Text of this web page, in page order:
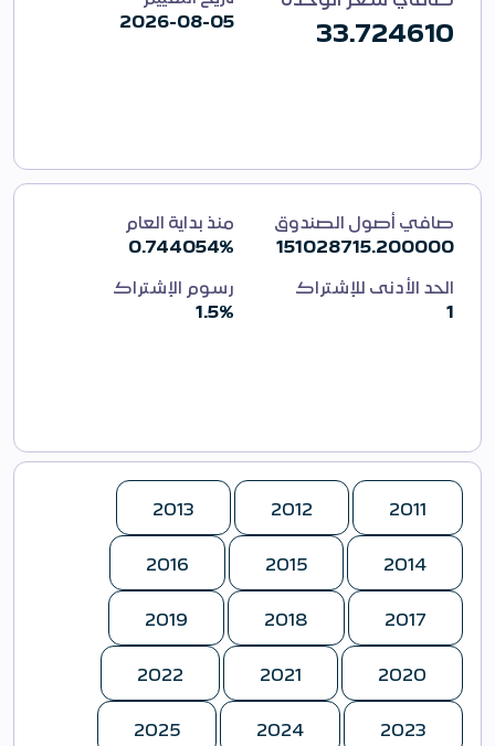
33.724610
2026-08-05
صافي أصول الصندوق
151028715.200000
منذ بداية العام
0.744054%
الحد الأدنى للإشتراك
1
رسوم الإشتراك
1.5%
2011
2012
2013
2014
2015
2016
2017
2018
2019
2020
2021
2022
2023
2024
2025